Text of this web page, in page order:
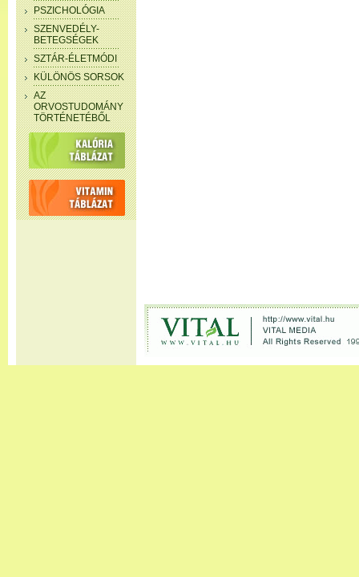
PSZICHOLÓGIA
SZENVEDÉLY-
BETEGSÉGEK
SZTÁR-ÉLETMÓDI
KÜLÖNÖS SORSOK
AZ
ORVOSTUDOMÁNY
TÖRTÉNETÉBŐL